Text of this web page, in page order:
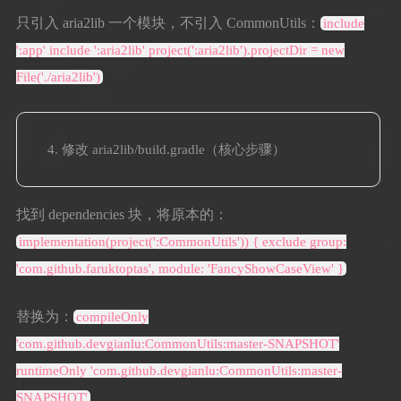
只引入 aria2lib 一个模块，不引入 CommonUtils：
include
':app' include ':aria2lib' project(':aria2lib').projectDir = new
File('./aria2lib')
修改 aria2lib/build.gradle（核心步骤）
找到 dependencies 块，将原本的：
implementation(project(':CommonUtils')) { exclude group:
'com.github.faruktoptas', module: 'FancyShowCaseView' }
替换为：
compileOnly
'com.github.devgianlu:CommonUtils:master-SNAPSHOT'
runtimeOnly 'com.github.devgianlu:CommonUtils:master-
SNAPSHOT'